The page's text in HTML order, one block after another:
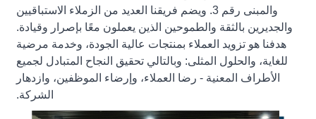
والمبنى رقم 3. ويضم فريقنا العديد من الزملاء الاستباقيين
والجديرين بالثقة والطموحين الذين يعملون معًا بإصرار وقيادة.
هدفنا هو تزويد العملاء بمنتجات عالية الجودة، وخدمة مرضية
للغاية، والحلول المثلى: وبالتالي تحقيق النجاح المتبادل لجميع
الأطراف المعنية - رضا العملاء، وإرضاء الموظفين، وازدهار
الشركة.